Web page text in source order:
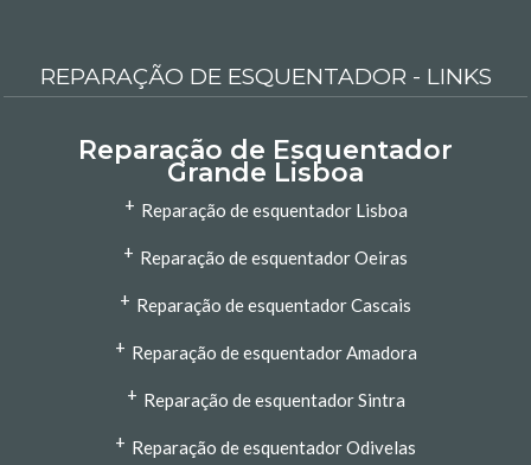
REPARAÇÃO DE ESQUENTADOR - LINKS
Reparação de Esquentador
Grande Lisboa
+ Reparação de esquentador Lisboa
+ Reparação de esquentador Oeiras
+ Reparação de esquentador Cascais
+ Reparação de esquentador Amadora
+ Reparação de esquentador Sintra
+ Reparação de esquentador Odivelas